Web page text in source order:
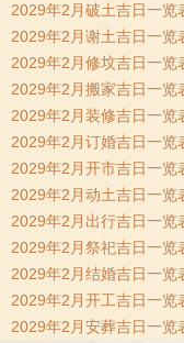
2029年2月破土吉日一览
2029年2月谢土吉日一览
2029年2月修坟吉日一览
2029年2月搬家吉日一览
2029年2月装修吉日一览
2029年2月订婚吉日一览
2029年2月开市吉日一览
2029年2月动土吉日一览
2029年2月出行吉日一览
2029年2月祭祀吉日一览
2029年2月结婚吉日一览
2029年2月开工吉日一览
2029年2月安葬吉日一览